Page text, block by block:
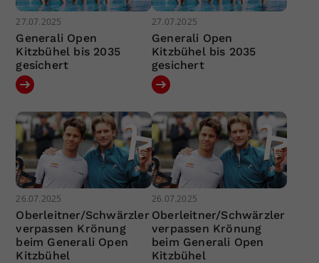
27.07.2025
Generali Open
Kitzbühel bis 2035
gesichert
27.07.2025
Generali Open
Kitzbühel bis 2035
gesichert
26.07.2025
Oberleitner/Schwärzler
verpassen Krönung
beim Generali Open
Kitzbühel
26.07.2025
Oberleitner/Schwärzler
verpassen Krönung
beim Generali Open
Kitzbühel